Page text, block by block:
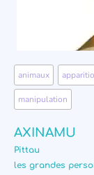
animaux
manipulation
AXINAMU
Pittau
les grandes